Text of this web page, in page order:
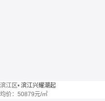
滨江区• 滨江兴耀潮起
均价： 50879元/㎡